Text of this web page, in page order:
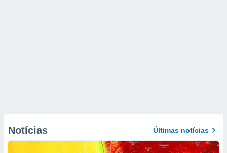
Notícias Últimas notícias